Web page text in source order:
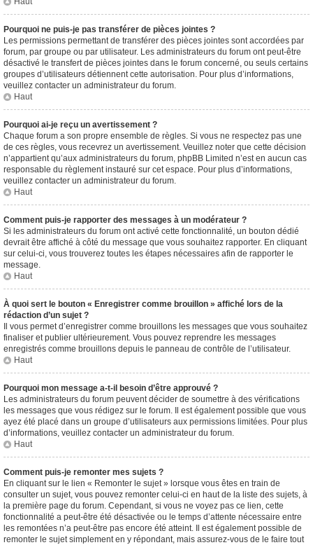
Pourquoi ne puis-je pas transférer de pièces jointes ?
Les permissions permettant de transférer des pièces jointes sont accordées par
forum, par groupe ou par utilisateur. Les administrateurs du forum ont peut-être
désactivé le transfert de pièces jointes dans le forum concerné, ou seuls certains
groupes d’utilisateurs détiennent cette autorisation. Pour plus d’informations,
veuillez contacter un administrateur du forum.
Haut
Pourquoi ai-je reçu un avertissement ?
Chaque forum a son propre ensemble de règles. Si vous ne respectez pas une
de ces règles, vous recevrez un avertissement. Veuillez noter que cette décision
n’appartient qu’aux administrateurs du forum, phpBB Limited n’est en aucun cas
responsable du règlement instauré sur cet espace. Pour plus d’informations,
veuillez contacter un administrateur du forum.
Haut
Comment puis-je rapporter des messages à un modérateur ?
Si les administrateurs du forum ont activé cette fonctionnalité, un bouton dédié
devrait être affiché à côté du message que vous souhaitez rapporter. En cliquant
sur celui-ci, vous trouverez toutes les étapes nécessaires afin de rapporter le
message.
Haut
À quoi sert le bouton « Enregistrer comme brouillon » affiché lors de la
rédaction d’un sujet ?
Il vous permet d’enregistrer comme brouillons les messages que vous souhaitez
finaliser et publier ultérieurement. Vous pouvez reprendre les messages
enregistrés comme brouillons depuis le panneau de contrôle de l’utilisateur.
Haut
Pourquoi mon message a-t-il besoin d’être approuvé ?
Les administrateurs du forum peuvent décider de soumettre à des vérifications
les messages que vous rédigez sur le forum. Il est également possible que vous
ayez été placé dans un groupe d’utilisateurs aux permissions limitées. Pour plus
d’informations, veuillez contacter un administrateur du forum.
Haut
Comment puis-je remonter mes sujets ?
En cliquant sur le lien « Remonter le sujet » lorsque vous êtes en train de
consulter un sujet, vous pouvez remonter celui-ci en haut de la liste des sujets, à
la première page du forum. Cependant, si vous ne voyez pas ce lien, cette
fonctionnalité a peut-être été désactivée ou le temps d’attente nécessaire entre
les remontées n’a peut-être pas encore été atteint. Il est également possible de
remonter le sujet simplement en y répondant, mais assurez-vous de le faire tout